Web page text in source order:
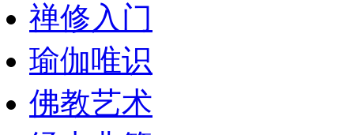
禅修入门
瑜伽唯识
佛教艺术